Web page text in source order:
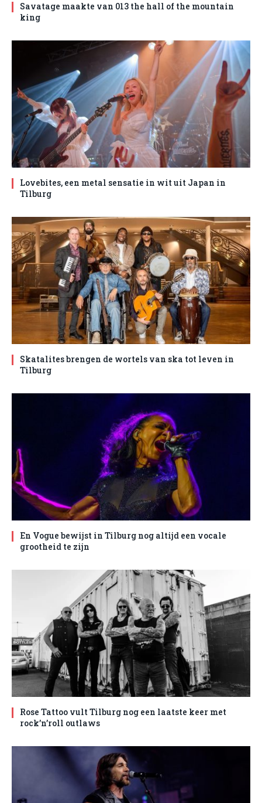
Savatage maakte van 013 the hall of the mountain
king
Lovebites, een metal sensatie in wit uit Japan in
Tilburg
Skatalites brengen de wortels van ska tot leven in
Tilburg
En Vogue bewijst in Tilburg nog altijd een vocale
grootheid te zijn
Rose Tattoo vult Tilburg nog een laatste keer met
rock’n’roll outlaws